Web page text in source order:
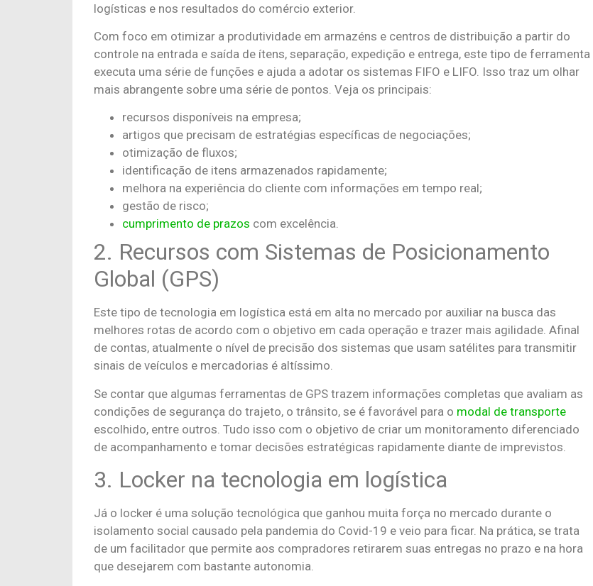
logísticas e nos resultados do comércio exterior.
Com foco em otimizar a produtividade em armazéns e centros de distribuição a partir do
controle na entrada e saída de ítens, separação, expedição e entrega, este tipo de ferramenta
executa uma série de funções e ajuda a adotar os sistemas FIFO e LIFO. Isso traz um olhar
mais abrangente sobre uma série de pontos. Veja os principais:
recursos disponíveis na empresa;
artigos que precisam de estratégias específicas de negociações;
otimização de fluxos;
identificação de itens armazenados rapidamente;
melhora na experiência do cliente com informações em tempo real;
gestão de risco;
cumprimento de prazos com excelência.
2. Recursos com Sistemas de Posicionamento
Global (GPS)
Este tipo de tecnologia em logística está em alta no mercado por auxiliar na busca das
melhores rotas de acordo com o objetivo em cada operação e trazer mais agilidade. Afinal
de contas, atualmente o nível de precisão dos sistemas que usam satélites para transmitir
sinais de veículos e mercadorias é altíssimo.
Se contar que algumas ferramentas de GPS trazem informações completas que avaliam as
condições de segurança do trajeto, o trânsito, se é favorável para o modal de transporte
escolhido, entre outros. Tudo isso com o objetivo de criar um monitoramento diferenciado
de acompanhamento e tomar decisões estratégicas rapidamente diante de imprevistos.
3. Locker na tecnologia em logística
Já o locker é uma solução tecnológica que ganhou muita força no mercado durante o
isolamento social causado pela pandemia do Covid-19 e veio para ficar. Na prática, se trata
de um facilitador que permite aos compradores retirarem suas entregas no prazo e na hora
que desejarem com bastante autonomia.